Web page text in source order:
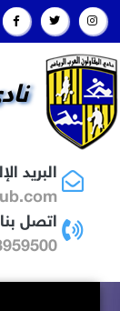
البريد
اتصل بنا
02 2+